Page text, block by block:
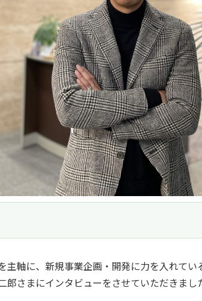
主軸に、新規事業企画・開発に力を入れて
さまにインタビューをさせていただきまし